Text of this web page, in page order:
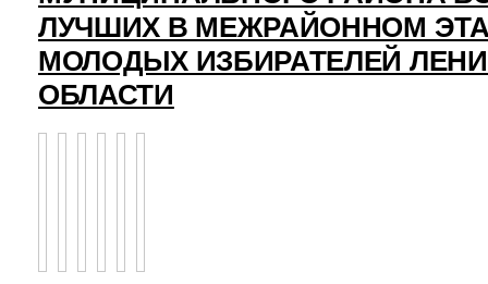
ЛУЧШИХ В МЕЖРАЙОННОМ
МОЛОДЫХ ИЗБИРАТЕЛЕЙ
ОБЛАСТИ